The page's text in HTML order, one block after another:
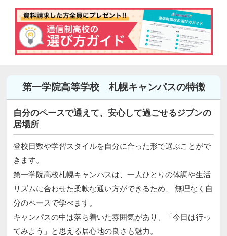
第一学院高等学校 札幌キャンパスの特徴
自分のペースで通えて、安心して過ごせるジブンの
居場所
登校日数や学習スタイルを自分に合った形で選ぶことがで
きます。
第一学院高校札幌キャンパスは、一人ひとりの体調や生活
リズムに合わせた柔軟な通い方ができるため、 無理なく自
分のペースで学べます。
キャンパスの中は落ち着いた雰囲気があり、「今日は行っ
てみよう」と思える居心地の良さも魅力。